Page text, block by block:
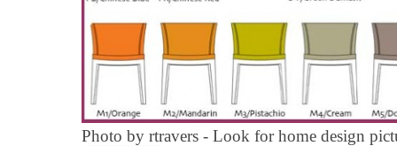
Photo by rtravers- Look for home design